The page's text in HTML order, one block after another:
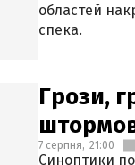
областей
спека.
Грози,
7 серпня, 21:00
Синоптики